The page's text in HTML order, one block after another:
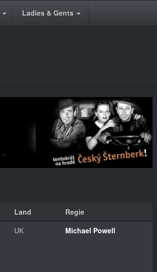
Ladies & Gents
Land Regie
UK Michael Powell